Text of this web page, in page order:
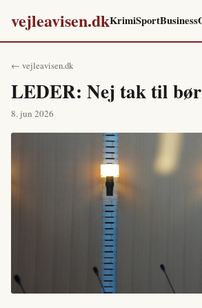
vejleavisen.dkKrimiSportBusiness
← vejleavisen.dk
LEDER: Nej tak til
8. jun 2026